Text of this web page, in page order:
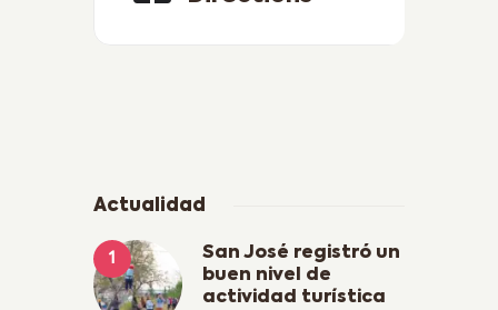
Actualidad
San José registró un
buen nivel de
actividad turística